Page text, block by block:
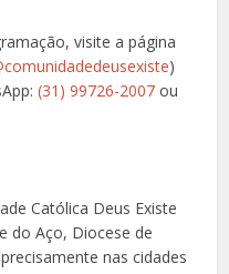
visite a página
)
(31) 99726-2007 ou
Católica Deus Existe
do Aço, Diocese de
nas cidades